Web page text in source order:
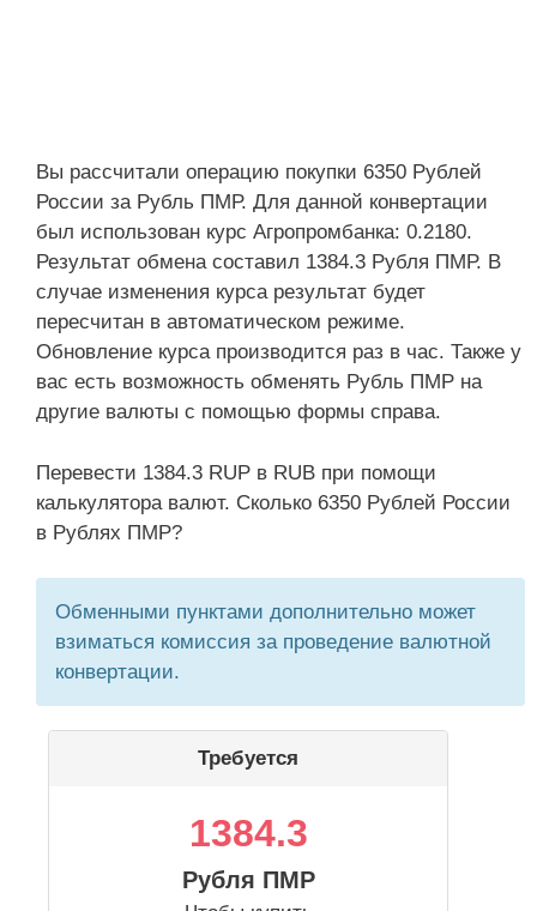
Вы рассчитали операцию покупки 6350 Рублей
России за Рубль ПМР. Для данной конвертации
был использован курс Агропромбанка: 0.2180.
Результат обмена составил 1384.3 Рубля ПМР. В
случае изменения курса результат будет
пересчитан в автоматическом режиме.
Обновление курса производится раз в час. Также у
вас есть возможность обменять Рубль ПМР на
другие валюты с помощью формы справа.
Перевести 1384.3 RUP в RUB при помощи
калькулятора валют. Сколько 6350 Рублей России
в Рублях ПМР?
Обменными пунктами дополнительно может
взиматься комиссия за проведение валютной
конвертации.
Требуется
1384.3
Рубля ПМР